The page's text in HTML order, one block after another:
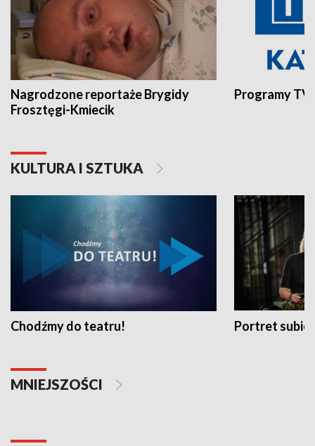
Nagrodzone reportaże Brygidy
Frosztęgi-Kmiecik
Programy
KULTURA I SZTUKA
Chodźmy do teatru! Portret
MNIEJSZOŚCI